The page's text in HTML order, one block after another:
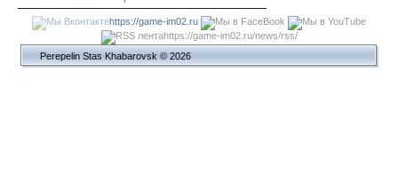
https://game-im02.ru
https://game-im02.ru/news/rss/
Perepelin Stas Khabarovsk © 2026